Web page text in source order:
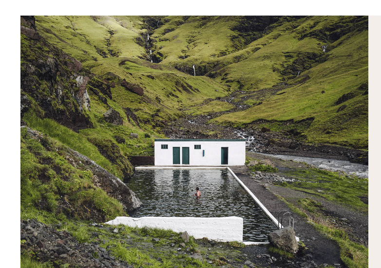
La piscine Laugafellslaug, au milieu de nulle part dans le centre de l'Islande. © Karsten
Winegeart/Unsplash